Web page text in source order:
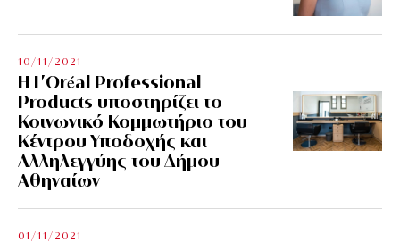
10/11/2021
Η L’Οréal Professional
Products υποστηρίζει το
Κοινωνικό Κομμωτήριο του
Κέντρου Υποδοχής και
Αλληλεγγύης του Δήμου
Αθηναίων
01/11/2021